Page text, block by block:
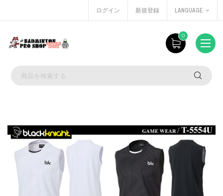
ログイン 新規登録 LANGUAGE
0